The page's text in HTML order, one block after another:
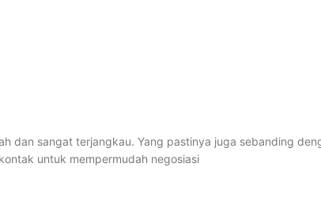
dan sangat terjangkau. Yang pastinya juga sebanding
untuk mempermudah negosiasi